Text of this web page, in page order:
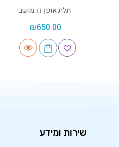
תלת אופן דו מושבי
₪650.00
שירות ומידע